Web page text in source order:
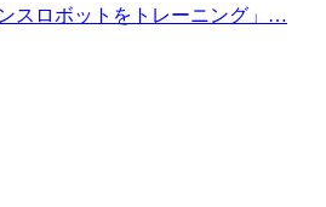
スロボットをトレーニング」…